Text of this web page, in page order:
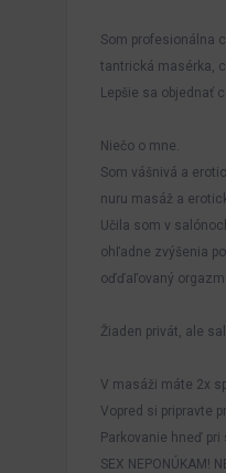
Som profesionálna
tantrická masérka,
Lepšie sa objednať
Niečo o mne.
Som vášnivá a
nuru masáž a
Učila som v
ohľadne zvýšenia
oďďaľovaný
Žiaden privát, ale
V masáži máte 2x
Vopred si pripravte
Parkovanie hneď
SEX NEPONÚKAM!